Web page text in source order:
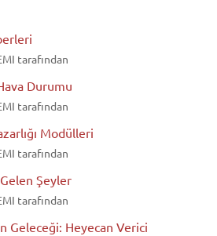
tarafından
Durumu
tarafından
Modülleri
tarafından
Şeyler
tarafından
Geleceği: Heyecan Verici